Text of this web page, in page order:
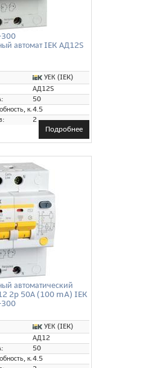
автомат IEK АД12S
УЕК (IEK)
АД12S
50
кА:4.5
2
Подробнее
автоматический
2p 50А (100 mA) IEK
УЕК (IEK)
АД12
50
кА:4.5